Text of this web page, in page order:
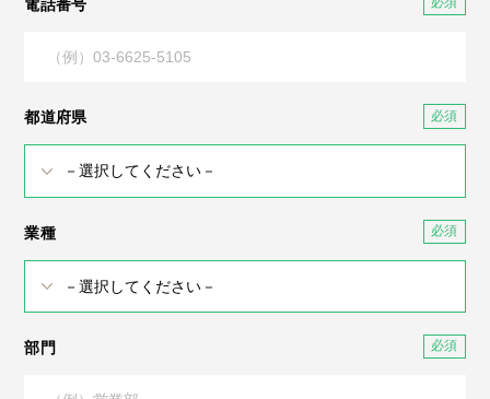
電話番号
都道府県
業種
部門